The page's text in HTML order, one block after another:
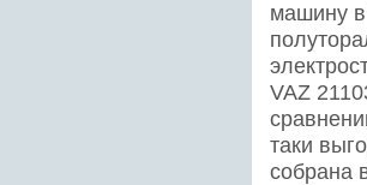
машину в
VAZ
таки
собрана